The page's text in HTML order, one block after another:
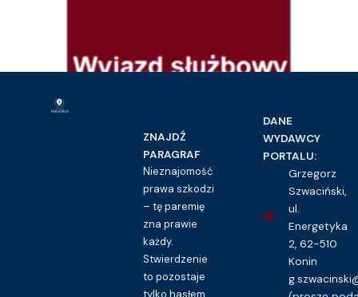
Prawo pracy i ubezpieczeń społecznych
ZNAJDŹ
PARAGRAF
Nieznajomość
prawa szkodzi
– tę paremię
zna prawie
każdy.
Stwierdzenie
to pozostaje
tylko hasłem
DANE
WYDAWCY
PORTALU:
Grzegorz
Szwaciński,
ul.
Energetyka
2, 62-510
Konin